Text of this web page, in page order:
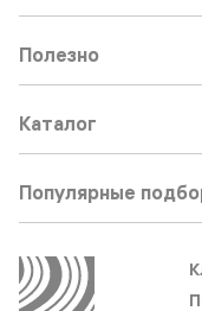
Полезно
Каталог
Популярные